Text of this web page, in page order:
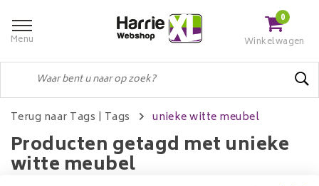
Menu
0
Winkelwagen
Terug naar Tags | Tags unieke witte meubel
Producten getagd met unieke
witte meubel